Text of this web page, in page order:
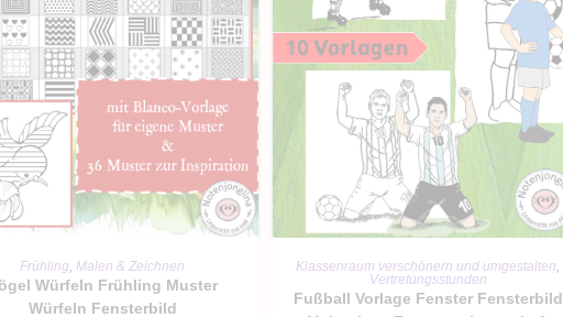
IN DEN WARENKORB
Frühling,Malen & Zeichnen
Würfeln Frühling Muster
Würfeln Fensterbild
IN DEN WARENKORB
Klassenraum verschönern und umgestalten,
Vertretungsstunden
Fußball Vorlage Fenster Fensterbild